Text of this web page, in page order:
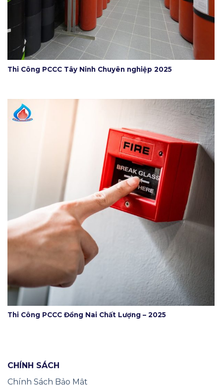
Thi Công PCCC Tây Ninh Chuyên nghiệp 2025
Thi Công PCCC Đồng Nai Chất Lượng – 2025
CHÍNH SÁCH
Chính Sách Bảo Mật